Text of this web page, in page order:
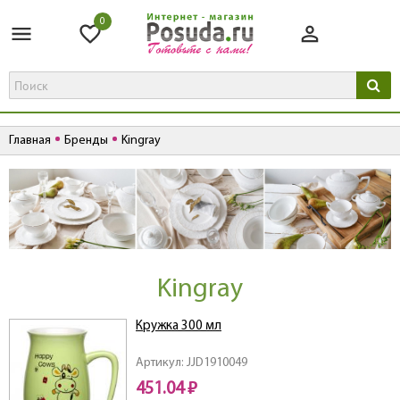
0
Главная Бренды Kingray
Kingray
Артикул: JJD1910049
Кружка 300 мл
451.04 ₽